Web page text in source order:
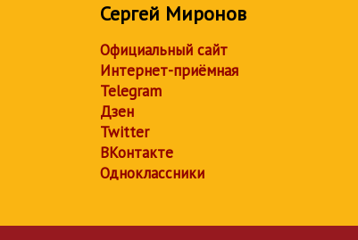
Сергей Миронов
Официальный сайт
Интернет-приёмная
Telegram
Дзен
Twitter
ВКонтакте
Одноклассники